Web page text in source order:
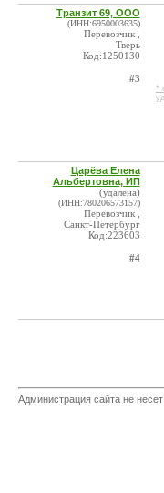
Транзит 69, ООО
(ИНН:6950003635)
Перевозчик ,
Тверь
Код:1250130
#3
*
Царёва Елена
Альбертовна, ИП
(удалена)
(ИНН:780206573157)
Перевозчик ,
Санкт-Петербург
Код:223603
#4
Администрация сайта не